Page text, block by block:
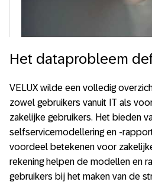
Het dataprobleem
VELUX wilde een volledig
zowel gebruikers vanuit IT als
zakelijke gebruikers. Het bieden
selfservicemodellering en -
voordeel betekenen voor
rekening helpen de modellen en
gebruikers bij het maken van de